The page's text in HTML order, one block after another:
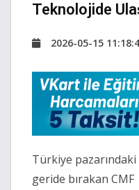
Teknolojide
2026-05-15
Türkiye pazarındaki
geride bırakan CMF